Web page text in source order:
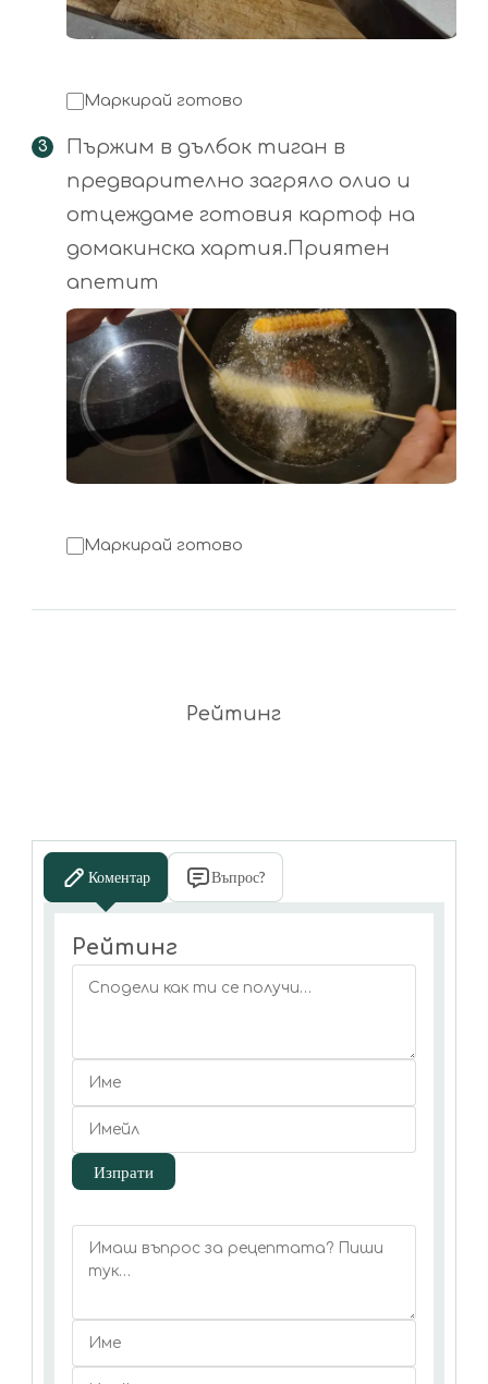
Маркирай готово
Пържим в дълбок тиган в
предварително загряло олио и
отцеждаме готовия картоф на
домакинска хартия.Приятен
апетит
Маркирай готово
Рейтинг
Коментар Въпрос?
Рейтинг